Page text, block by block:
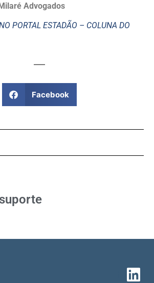
Advogados
PORTAL ESTADÃO – COLUNA DO
Facebook
suporte